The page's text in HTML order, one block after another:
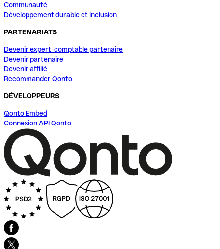
Communauté
Développement durable et inclusion
PARTENARIATS
Devenir expert-comptable partenaire
Devenir partenaire
Devenir affilié
Recommander Qonto
DÉVELOPPEURS
Qonto Embed
Connexion API Qonto